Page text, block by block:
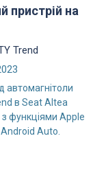
пристрій на
Trend
автомагнітоли
в Seat Altea
функціями Apple
Auto.